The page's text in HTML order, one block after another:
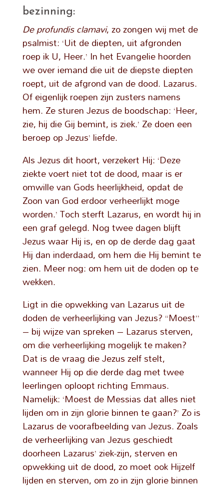
bezinning:
De profundis clamavi, zo zongen wij met de
psalmist: ‘Uit de diepten, uit afgronden
roep ik U, Heer.’ In het Evangelie hoorden
we over iemand die uit de diepste diepten
roept, uit de afgrond van de dood. Lazarus.
Of eigenlijk roepen zijn zusters namens
hem. Ze sturen Jezus de boodschap: ‘Heer,
zie, hij die Gij bemint, is ziek.’ Ze doen een
beroep op Jezus’ liefde.
Als Jezus dit hoort, verzekert Hij: ‘Deze
ziekte voert niet tot de dood, maar is er
omwille van Gods heerlijkheid, opdat de
Zoon van God erdoor verheerlijkt moge
worden.’ Toch sterft Lazarus, en wordt hij in
een graf gelegd. Nog twee dagen blijft
Jezus waar Hij is, en op de derde dag gaat
Hij dan inderdaad, om hem die Hij bemint te
zien. Meer nog: om hem uit de doden op te
wekken.
Ligt in die opwekking van Lazarus uit de
doden de verheerlijking van Jezus? “Moest”
– bij wijze van spreken – Lazarus sterven,
om die verheerlijking mogelijk te maken?
Dat is de vraag die Jezus zelf stelt,
wanneer Hij op die derde dag met twee
leerlingen oploopt richting Emmaus.
Namelijk: ‘Moest de Messias dat alles niet
lijden om in zijn glorie binnen te gaan?’ Zo is
Lazarus de voorafbeelding van Jezus. Zoals
de verheerlijking van Jezus geschiedt
doorheen Lazarus’ ziek-zijn, sterven en
opwekking uit de dood, zo moet ook Hijzelf
lijden en sterven, om zo in zijn glorie binnen